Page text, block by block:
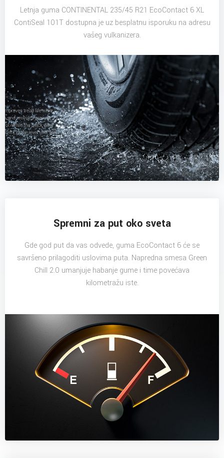
Letnja guma CONTINENTAL 235/45 R21 EcoContact 6 XL
ContiSeal 101T dostupna je uz besplatnu isporuku na adresu
vašeg vulkanizera.
Spremni za put oko sveta
Gde god put da vas odvede, guma EcoContact 6 će se
savršeno prilagoditi uslovima puta. Napredna smesa Green
Chill 2.0 umanjuje habanje gume i time povećava
kilometražu iste.